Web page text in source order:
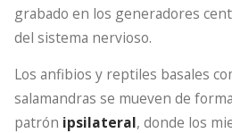
grabado en los generadores
del sistema nervioso.
Los anfibios y reptiles basales
salamandras se mueven de
patrón ipsilateral, donde los